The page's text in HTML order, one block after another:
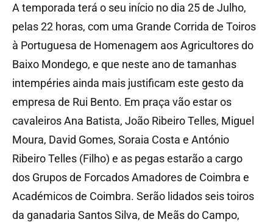
A temporada terá o seu início no dia 25 de Julho,
pelas 22 horas, com uma Grande Corrida de Toiros
à Portuguesa de Homenagem aos Agricultores do
Baixo Mondego, e que neste ano de tamanhas
intempéries ainda mais justificam este gesto da
empresa de Rui Bento. Em praça vão estar os
cavaleiros Ana Batista, João Ribeiro Telles, Miguel
Moura, David Gomes, Soraia Costa e António
Ribeiro Telles (Filho) e as pegas estarão a cargo
dos Grupos de Forcados Amadores de Coimbra e
Académicos de Coimbra. Serão lidados seis toiros
da ganadaria Santos Silva, de Meãs do Campo,